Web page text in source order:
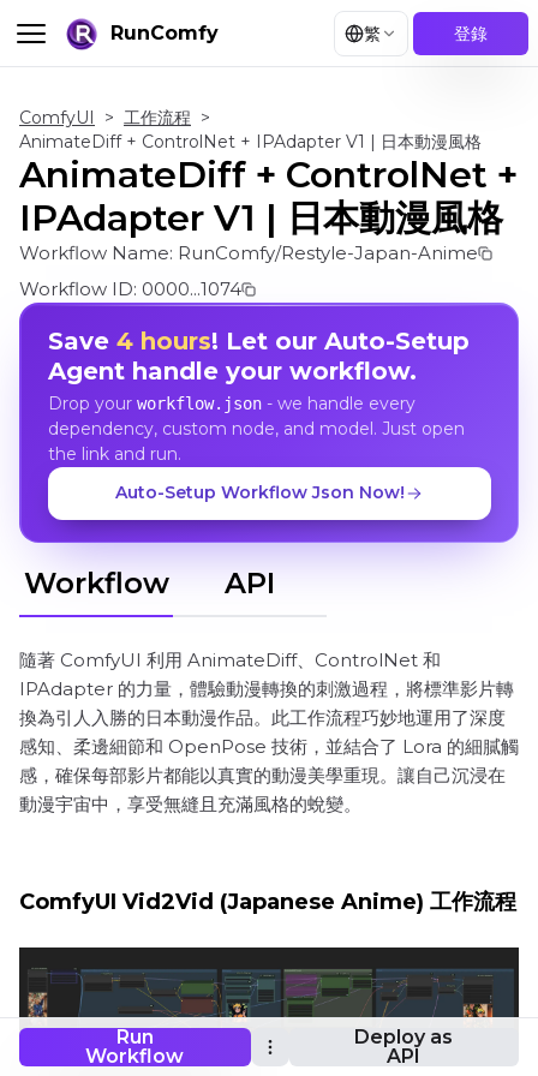
RunComfy 繁 登錄
Run
Workflow
Deploy as
API
ComfyUI > 工作流程 >
AnimateDiff + ControlNet + IPAdapter V1 | 日本動漫風格
AnimateDiff + ControlNet +
IPAdapter V1 | 日本動漫風格
Workflow Name: RunComfy/Restyle-Japan-Anime
Workflow ID: 0000...1074
Save 4 hours! Let our Auto-Setup
Agent handle your workflow.
Drop your workflow.json- we handle every
dependency, custom node, and model. Just open
the link and run.
Auto-Setup Workflow Json Now!
Workflow API
隨著 ComfyUI 利用 AnimateDiff、ControlNet 和
IPAdapter 的力量，體驗動漫轉換的刺激過程，將標準影片轉
換為引人入勝的日本動漫作品。此工作流程巧妙地運用了深度
感知、柔邊細節和 OpenPose 技術，並結合了 Lora 的細膩觸
感，確保每部影片都能以真實的動漫美學重現。讓自己沉浸在
動漫宇宙中，享受無縫且充滿風格的蛻變。
ComfyUI Vid2Vid (Japanese Anime) 工作流程